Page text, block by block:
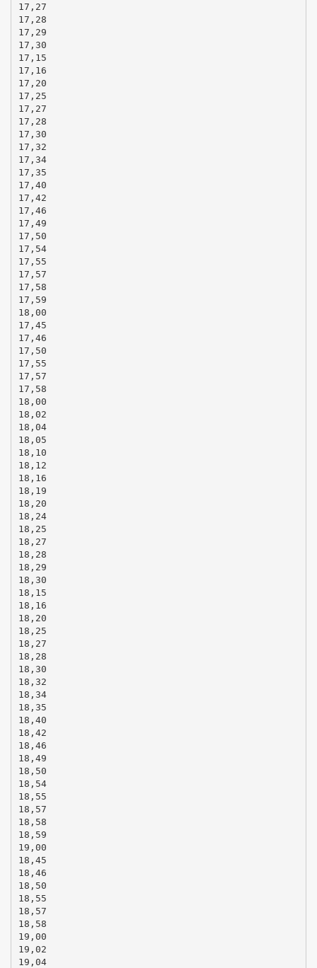
17,27
17,28
17,29
17,30
17,15
17,16
17,20
17,25
17,27
17,28
17,30
17,32
17,34
17,35
17,40
17,42
17,46
17,49
17,50
17,54
17,55
17,57
17,58
17,59
18,00
17,45
17,46
17,50
17,55
17,57
17,58
18,00
18,02
18,04
18,05
18,10
18,12
18,16
18,19
18,20
18,24
18,25
18,27
18,28
18,29
18,30
18,15
18,16
18,20
18,25
18,27
18,28
18,30
18,32
18,34
18,35
18,40
18,42
18,46
18,49
18,50
18,54
18,55
18,57
18,58
18,59
19,00
18,45
18,46
18,50
18,55
18,57
18,58
19,00
19,02
19,04